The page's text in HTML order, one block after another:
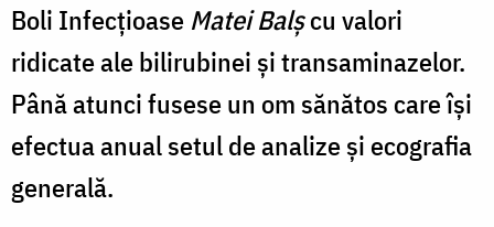
Boli Infecțioase Matei Balșcu valori
ridicate ale bilirubinei şi transaminazelor.
Până atunci fusese un om sănătos care își
efectua anual setul de analize şi ecografia
generală.